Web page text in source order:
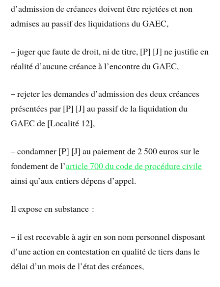
d’admission de créances doivent être rejetées et non
admises au passif des liquidations du GAEC,
– juger que faute de droit, ni de titre, [P] [J] ne justifie en
réalité d’aucune créance à l’encontre du GAEC,
– rejeter les demandes d’admission des deux créances
présentées par [P] [J] au passif de la liquidation du
GAEC de [Localité 12],
– condamner [P] [J] au paiement de 2 500 euros sur le
fondement de l’article 700 du code de procédure civile
ainsi qu’aux entiers dépens d’appel.
Il expose en substance :
– il est recevable à agir en son nom personnel disposant
d’une action en contestation en qualité de tiers dans le
délai d’un mois de l’état des créances,